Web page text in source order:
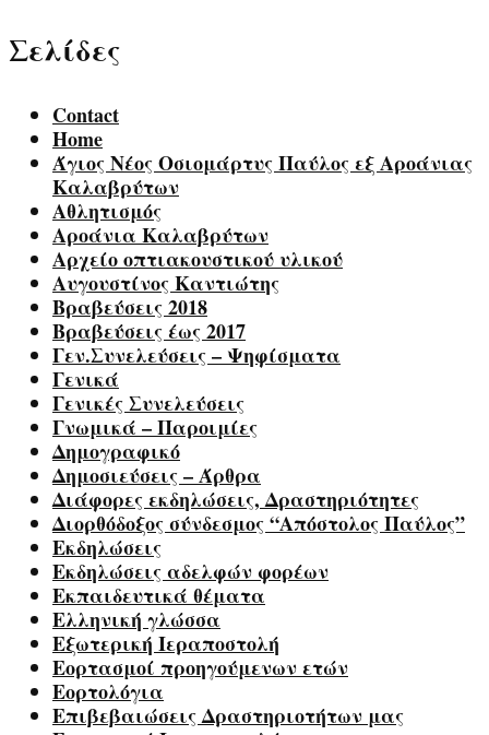
Σελίδες
Contact
Home
Άγιος Νέος Οσιομάρτυς Παύλος εξ Αροάνιας
Καλαβρύτων
Αθλητισμός
Αροάνια Καλαβρύτων
Αρχείο οπτιακουστικού υλικού
Αυγουστίνος Καντιώτης
Βραβεύσεις 2018
Βραβεύσεις έως 2017
Γεν.Συνελεύσεις – Ψηφίσματα
Γενικά
Γενικές Συνελεύσεις
Γνωμικά – Παροιμίες
Δημογραφικό
Δημοσιεύσεις – Άρθρα
Διάφορες εκδηλώσεις, Δραστηριότητες
Διορθόδοξος σύνδεσμος “Απόστολος Παύλος”
Εκδηλώσεις
Εκδηλώσεις αδελφών φορέων
Εκπαιδευτικά θέματα
Ελληνική γλώσσα
Εξωτερική Ιεραποστολή
Εορτασμοί προηγούμενων ετών
Εορτολόγια
Επιβεβαιώσεις Δραστηριοτήτων μας